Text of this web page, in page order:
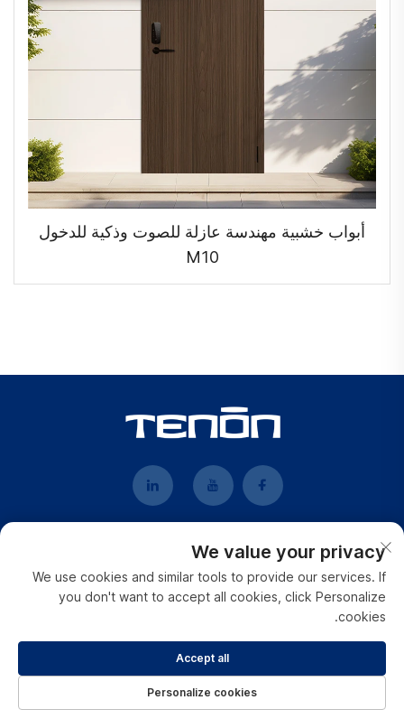
أبواب خشبية مهندسة عازلة للصوت وذكية للدخول
M10
روابط سريعة
المنتجات
الأخبار
We value your privacy
We use cookies and similar tools to provide our services. If
you don't want to accept all cookies, click Personalize
cookies.
Personalize cookies
Accept all